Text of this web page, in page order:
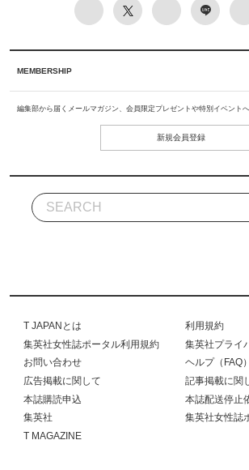
MEMBERSHIP
編集部から届くメールマガジン、会員限定プレゼントや特別イベント
新規会員登録
T JAPANとは
利用規約
集英社女性誌ポータル利用規約
集英社プライ
お問い合わせ
ヘルプ（FAQ）
広告掲載に関して
記事掲載に関
本誌購読申込
本誌配送停止
集英社
集英社女性誌
T MAGAZINE